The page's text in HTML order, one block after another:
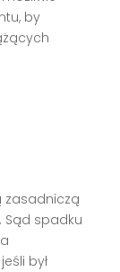
by
zasadniczą
Sąd spadku
był